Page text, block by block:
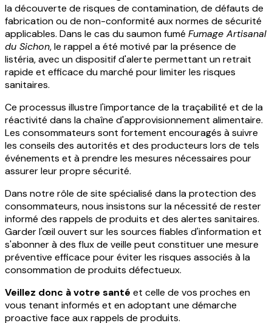
la découverte de risques de contamination, de défauts de
fabrication ou de non-conformité aux normes de sécurité
applicables. Dans le cas du saumon fumé Fumage Artisanal
du Sichon, le rappel a été motivé par la présence de
listéria, avec un dispositif d'alerte permettant un retrait
rapide et efficace du marché pour limiter les risques
sanitaires.
Ce processus illustre l'importance de la traçabilité et de la
réactivité dans la chaîne d'approvisionnement alimentaire.
Les consommateurs sont fortement encouragés à suivre
les conseils des autorités et des producteurs lors de tels
événements et à prendre les mesures nécessaires pour
assurer leur propre sécurité.
Dans notre rôle de site spécialisé dans la protection des
consommateurs, nous insistons sur la nécessité de rester
informé des rappels de produits et des alertes sanitaires.
Garder l'œil ouvert sur les sources fiables d'information et
s'abonner à des flux de veille peut constituer une mesure
préventive efficace pour éviter les risques associés à la
consommation de produits défectueux.
Veillez donc à votre santé et celle de vos proches en
vous tenant informés et en adoptant une démarche
proactive face aux rappels de produits.